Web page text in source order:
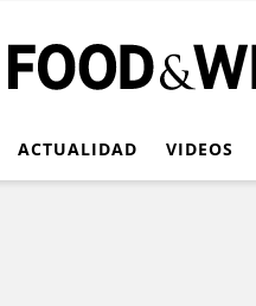
ACTUALIDAD VIDEOS